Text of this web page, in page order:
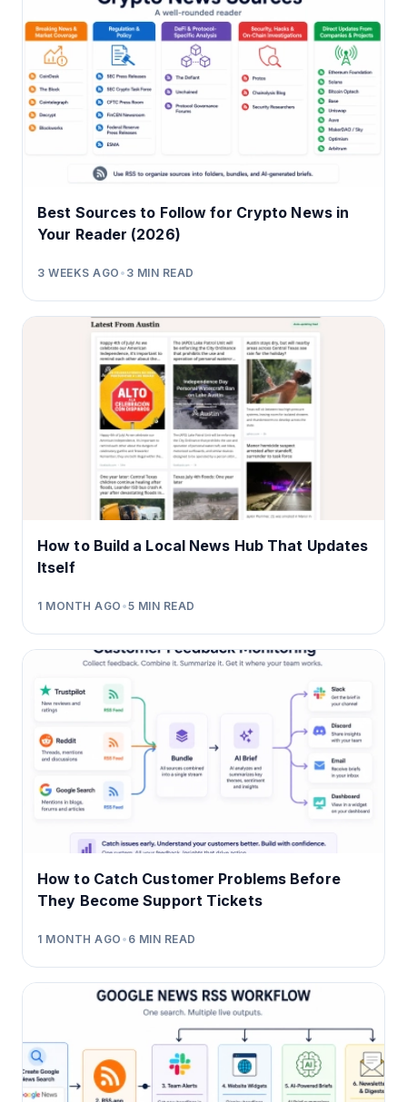
Best Sources to Follow for Crypto News in
Your Reader (2026)
3 WEEKS AGO • 3 MIN READ
How to Build a Local News Hub That Updates
Itself
1 MONTH AGO •5 MIN READ
How to Catch Customer Problems Before
They Become Support Tickets
1 MONTH AGO • 6 MIN READ